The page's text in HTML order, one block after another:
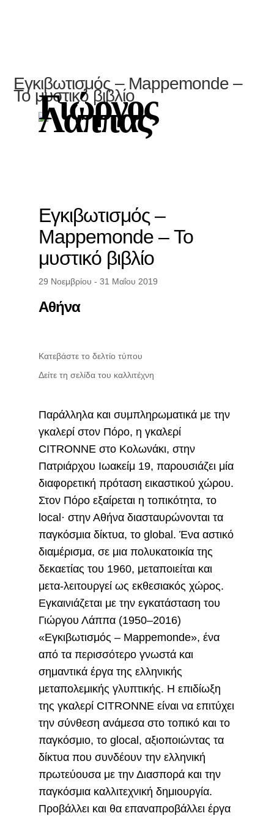
Εγκιβωτισμός – Mappemonde –
Το μυστικό βιβλίο
Γιώργος
Λάππας
Εγκιβωτισμός –
Mappemonde – Το
μυστικό βιβλίο
29 Νοεμβρίου - 31 Μαΐου 2019
Αθήνα
Κατεβάστε το δελτίο τύπου
Δείτε τη σελίδα του καλλιτέχνη
Παράλληλα και συμπληρωματικά με την
γκαλερί στον Πόρο, η γκαλερί
CITRONNE στο Κολωνάκι, στην
Πατριάρχου Ιωακείμ 19, παρουσιάζει μία
διαφορετική πρόταση εικαστικού χώρου.
Στον Πόρο εξαίρεται η τοπικότητα, το
local· στην Αθήνα διασταυρώνονται τα
παγκόσμια δίκτυα, το global. Ένα αστικό
διαμέρισμα, σε μια πολυκατοικία της
δεκαετίας του 1960, μεταποιείται και
μετα-λειτουργεί ως εκθεσιακός χώρος.
Εγκαινιάζεται με την εγκατάσταση του
Γιώργου Λάππα (1950–2016)
«Εγκιβωτισμός – Mappemonde», ένα
από τα περισσότερο γνωστά και
σημαντικά έργα της ελληνικής
μεταπολεμικής γλυπτικής. Η επιδίωξη
της γκαλερί CITRONNE είναι να επιτύχει
την σύνθεση ανάμεσα στο τοπικό και το
παγκόσμιο, το glocal, αξιοποιώντας τα
δίκτυα που συνδέουν την ελληνική
πρωτεύουσα με την Διασπορά και την
παγκόσμια καλλιτεχνική δημιουργία.
Προβάλλει και θα επαναπροβάλλει έργα